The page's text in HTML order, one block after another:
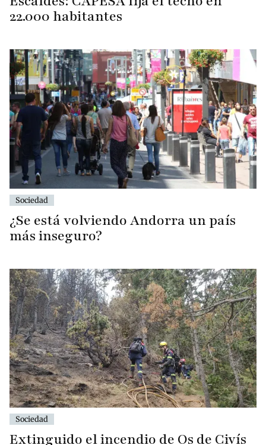
22.000 habitantes
Sociedad
¿Se está volviendo Andorra un país
más inseguro?
Sociedad
Extinguido el incendio de Os de Civís